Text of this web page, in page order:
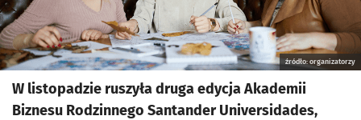
źródło: organizatorzy
W listopadzie ruszyła druga edycja Akademii
Biznesu Rodzinnego Santander Universidades,